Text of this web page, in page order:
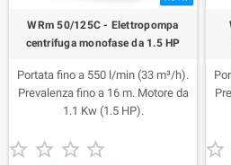
WRm 50/125C - Elettropompa
centrifuga monofase da 1.5 HP
Portata fino a 550 l/min (33 m³/h).
Prevalenza fino a 16 m. Motore da
1.1 Kw (1.5 HP).
    